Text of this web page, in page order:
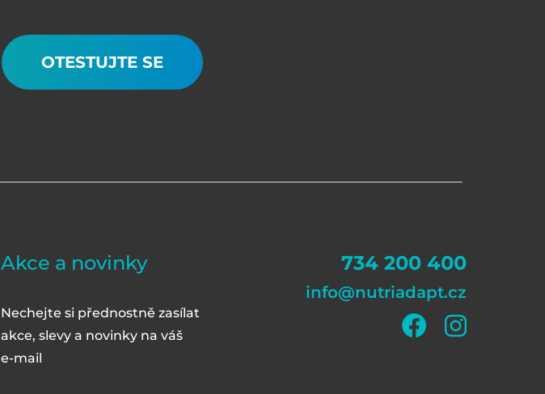
OTESTUJTE SE
Akce a novinky
Nechejte si přednostně zasílat
akce, slevy a novinky na váš
e-mail
734 200 400
info@nutriadapt.cz